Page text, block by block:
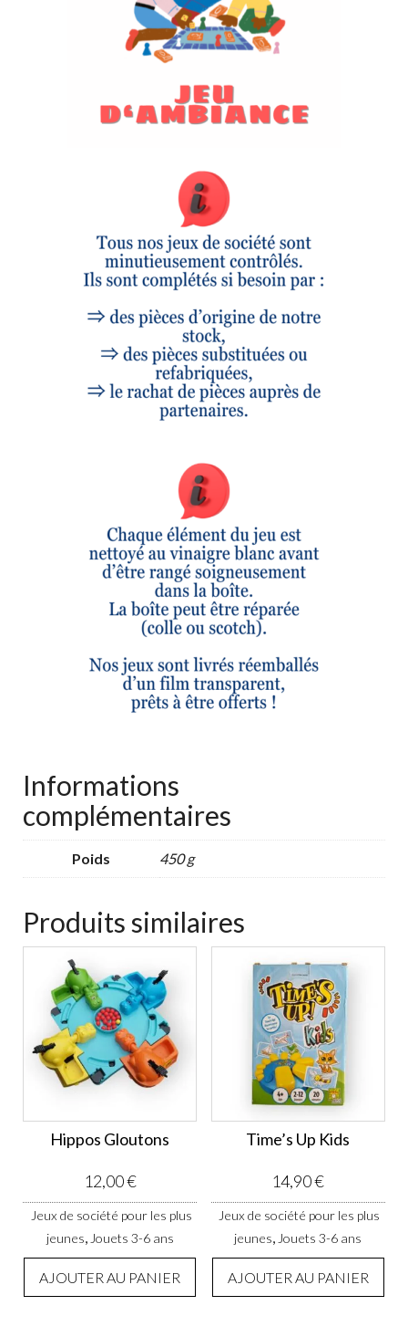
Informations
complémentaires
Poids 450 g
Produits similaires
Hippos Gloutons
12,00€
Jeux de société pour les plus
jeunes Jouets 3-6 ans
AJOUTER AU PANIER
Time’s Up Kids
14,90€
Jeux de société pour les plus
jeunes Jouets 3-6 ans
AJOUTER AU PANIER